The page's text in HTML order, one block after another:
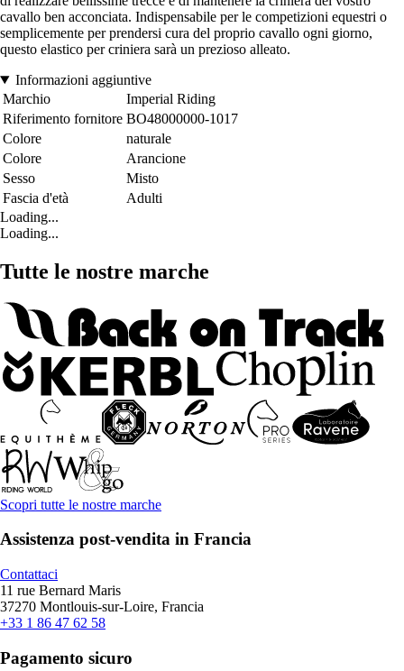
cavallo ben acconciata. Indispensabile per le competizioni equestri o
semplicemente per prendersi cura del proprio cavallo ogni giorno,
questo elastico per criniera sarà un prezioso alleato.
Informazioni aggiuntive
Marchio
Imperial Riding
Riferimento fornitore BO48000000-1017
Colore
naturale
Colore
Arancione
Sesso
Misto
Fascia d'età
Adulti
Loading...
Loading...
Tutte le nostre marche
Scopri tutte le nostre marche
Assistenza post-vendita in Francia
Contattaci
11 rue Bernard Maris
37270 Montlouis-sur-Loire, Francia
+33 1 86 47 62 58
Pagamento sicuro